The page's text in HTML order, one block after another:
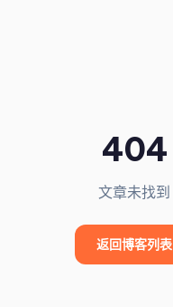
404
文章未找到
返回博客列表